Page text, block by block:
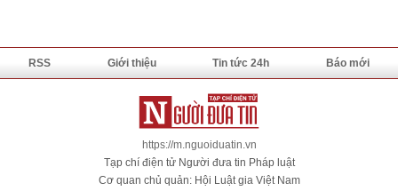
RSS Giới thiệu Tin tức 24h Báo mới
https://m.nguoiduatin.vn
Tạp chí điện tử Người đưa tin Pháp luật
Cơ quan chủ quản: Hội Luật gia Việt Nam